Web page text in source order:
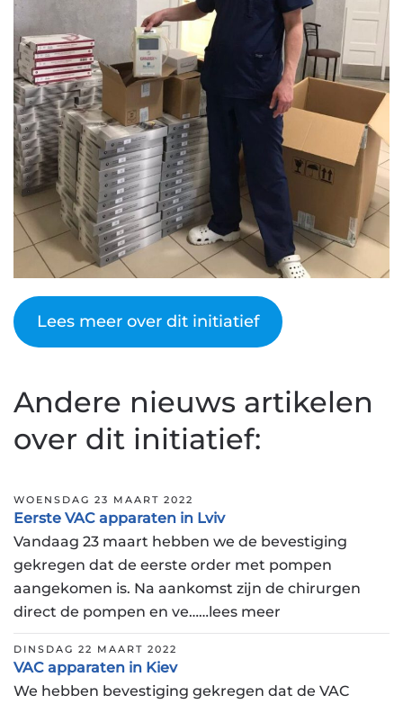
Lees meer over dit initiatief
Andere nieuws artikelen
over dit initiatief:
WOENSDAG 23 MAART 2022
Eerste VAC apparaten in Lviv
Vandaag 23 maart hebben we de bevestiging
gekregen dat de eerste order met pompen
aangekomen is. Na aankomst zijn de chirurgen
direct de pompen en ve……lees meer
DINSDAG 22 MAART 2022
VAC apparaten in Kiev
We hebben bevestiging gekregen dat de VAC